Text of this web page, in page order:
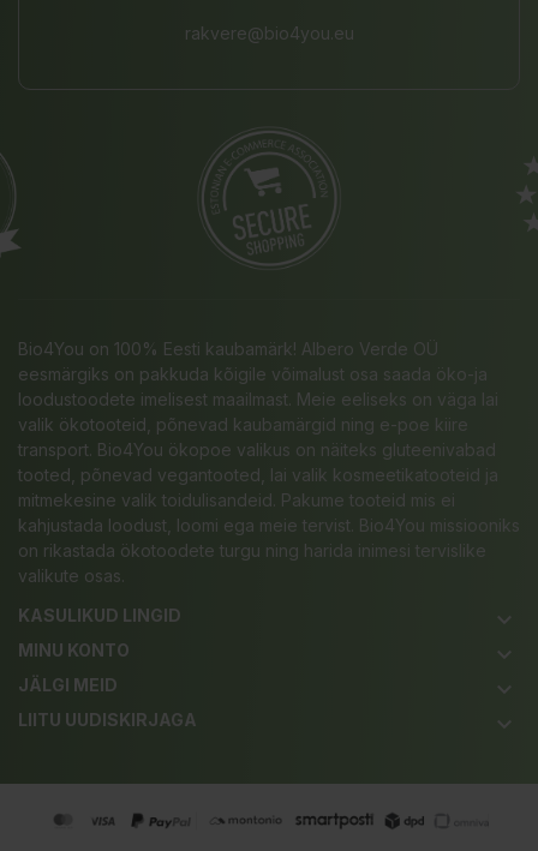
rakvere@bio4you.eu
Bio4You on 100% Eesti kaubamärk! Albero Verde OÜ
eesmärgiks on pakkuda kõigile võimalust osa saada öko-ja
loodustoodete imelisest maailmast. Meie eeliseks on väga lai
valik ökotooteid, põnevad kaubamärgid ning e-poe kiire
transport. Bio4You ökopoe valikus on näiteks gluteenivabad
tooted, põnevad vegantooted, lai valik kosmeetikatooteid ja
mitmekesine valik toidulisandeid. Pakume tooteid mis ei
kahjustada loodust, loomi ega meie tervist. Bio4You missiooniks
on rikastada ökotoodete turgu ning harida inimesi tervislike
valikute osas.
KASULIKUD LINGID
keyboard_arrow_down
MINU KONTO keyboard_arrow_down
JÄLGI MEID keyboard_arrow_down
LIITU UUDISKIRJAGA keyboard_arrow_down